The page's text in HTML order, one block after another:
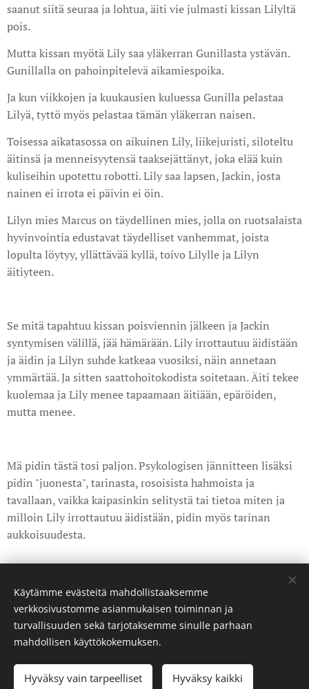
saanut siitä seuraa ja lohtua, äiti vie julmasti kissan Lilyltä
pois.
Mutta kissan myötä Lily saa yläkerran Gunillasta ystävän.
Gunillalla on pahoinpitelevä aikamiespoika.
Ja kun viikkojen ja kuukausien kuluessa Gunilla pelastaa
Lilyä, tyttö myös pelastaa tämän yläkerran naisen.
Toisessa aikatasossa on aikuinen Lily, liikejuristi, siloteltu
äitinsä ja menneisyytensä taaksejättänyt, joka elää kuin
kuliseihin upotettu robotti. Lily saa lapsen, Jackin, josta
nainen ei irrota ei päivin ei öin.
Lilyn mies Marcus on täydellinen mies, jolla on ruotsalaista
hyvinvointia edustavat täydelliset vanhemmat, joista
lopulta löytyy, yllättävää kyllä, toivo Lilylle ja Lilyn
äitiyteen.
Se mitä tapahtuu kissan poisviennin jälkeen ja Jackin
syntymisen välillä, jää hämärään. Lily irrottautuu äidistään
ja äidin ja Lilyn suhde katkeaa vuosiksi, näin annetaan
ymmärtää. Ja sitten saattohoitokodista soitetaan. Äiti tekee
kuolemaa ja Lily menee tapaamaan äitiään, epäröiden,
mutta menee.
Mä pidin tästä tosi paljon. Psykologisen jännitteen lisäksi
pidin "juonesta", tarinasta, rosoisista hahmoista ja
tavallaan, vaikka kaipasinkin selitystä tai tietoa miten ja
milloin Lily irrottautuu äidistään, pidin myös tarinan
aukkoisuudesta.
Share
©curatedbyanda. Kaikki oikeudet pidätetään.
LuotuWebnodella Evästeet
Käytämme evästeitä mahdollistaaksemme
verkkosivustomme asianmukaisen toiminnan ja
turvallisuuden sekä tarjotaksemme sinulle parhaan
mahdollisen käyttökokemuksen.
Hyväksy vain tarpeelliset Hyväksy kaikki